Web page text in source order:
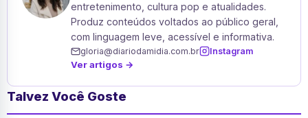
entretenimento, cultura pop e atualidades.
Produz conteúdos voltados ao público geral,
com linguagem leve, acessível e informativa.
gloria@diariodamidia.com.br Instagram
Ver artigos →
Talvez Você Goste